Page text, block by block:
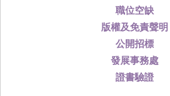
職位空缺
版權及免責聲明
公開招標
發展事務處
證書驗證